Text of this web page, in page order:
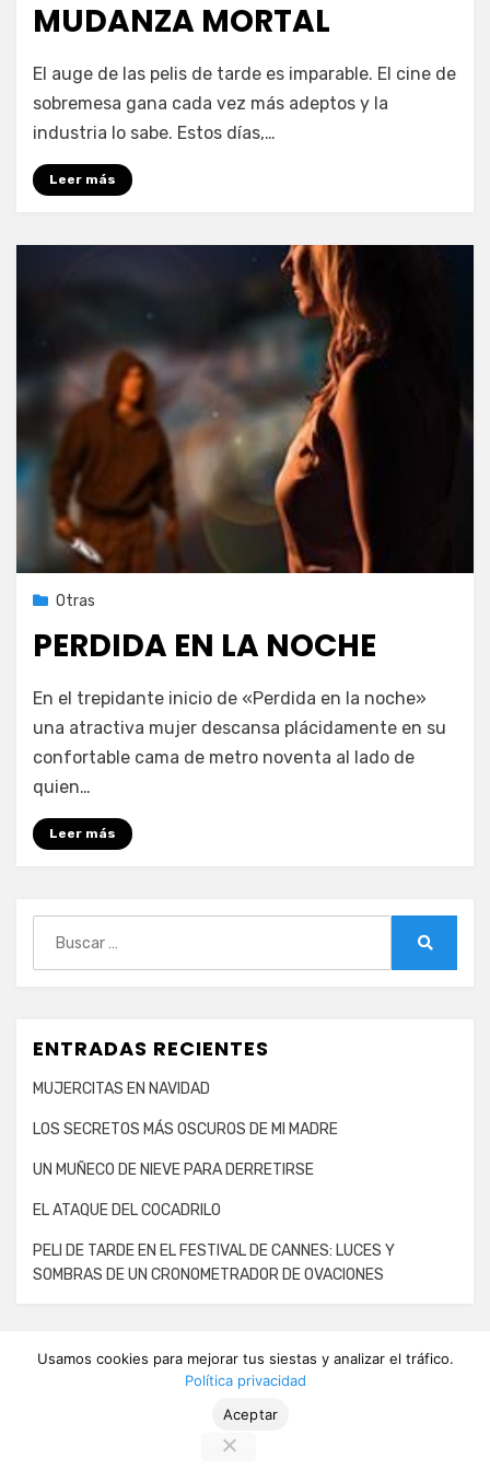
MUDANZA MORTAL
PeliDeTarde
2 comentarios
en
MORTAL
El auge de las pelis de tarde es imparable. El cine de
sobremesa gana cada vez más adeptos y la
industria lo sabe. Estos días,…
Leer más
Publicada
18 de septiembre de 2020
Otras
PERDIDA EN LA NOCHE
porPeliDeTarde
1 comentario en
EN
LA
En el trepidante inicio de «Perdida en la noche»
una atractiva mujer descansa plácidamente en su
confortable cama de metro noventa al lado de
quien…
Leer más
ENTRADAS RECIENTES
MUJERCITAS EN NAVIDAD
LOS SECRETOS MÁS OSCUROS DE MI MADRE
UN MUÑECO DE NIEVE PARA DERRETIRSE
EL ATAQUE DEL COCADRILO
PELI DE TARDE EN EL FESTIVAL DE CANNES: LUCES Y
SOMBRAS DE UN CRONOMETRADOR DE OVACIONES
Tweets by PeliDeTarde
Política de privacidad
Usamos cookies para mejorar tus siestas y analizar el tráfico.
Política privacidad
Aceptar